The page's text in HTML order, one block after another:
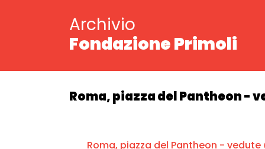
Archivio
Fondazione Primoli
Roma, piazza del Pantheon -
Roma, piazza del Pantheon - vedute